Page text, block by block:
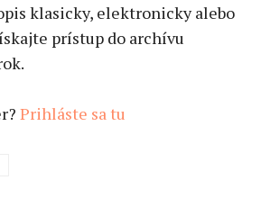
klasicky, elektronicky alebo
prístup do archívu
Prihláste sa tu